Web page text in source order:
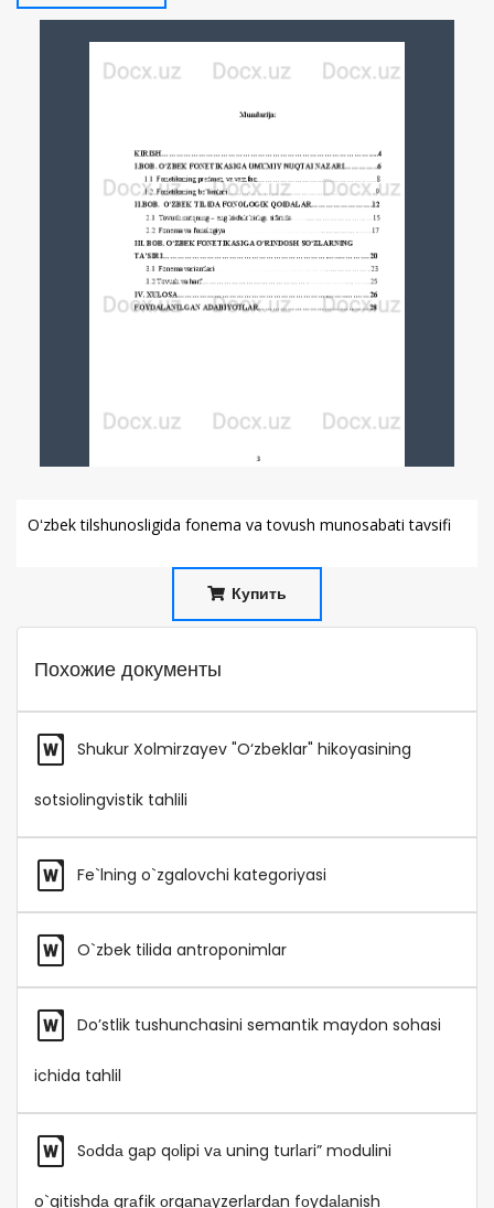
Oʻzbek tilshunosligida fonema va tovush munosabati tavsifi
Купить
Похожие документы
Shukur Xolmirzayev "O‘zbeklar" hikoyasining
sotsiolingvistik tahlili
Fe`lning o`zgalovchi kategoriyasi
O`zbek tilida antroponimlar
Do’stlik tushunchasini semantik maydon sohasi
ichida tahlil
Sоddа gаp qоlipi vа uning turlаri” mоdulini
o`qitishdа grаfik оrgаnаyzerlаrdаn fоydаlаnish